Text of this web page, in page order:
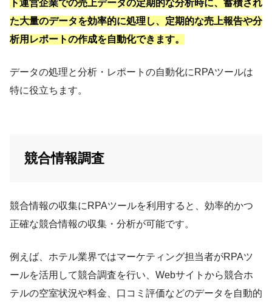
ト運営企業での売上データの定期的な分析時に、蓄積され
た大量のデータを効率的に処理し、定期的な売上報告や分
析用レポートの作成を自動化できます。
データの処理と分析・レポートの自動化にRPAツールは
特に役立ちます。
競合情報調査
競合情報の収集にRPAツールを利用すると、効率的かつ
正確な競合情報の収集・分析が可能です。
例えば、ホテル業界ではマーケティング担当者がRPAツ
ールを活用して競合調査を行い、Webサイトから競合ホ
テルの空室状況や料金、口コミ評価などのデータを自動的